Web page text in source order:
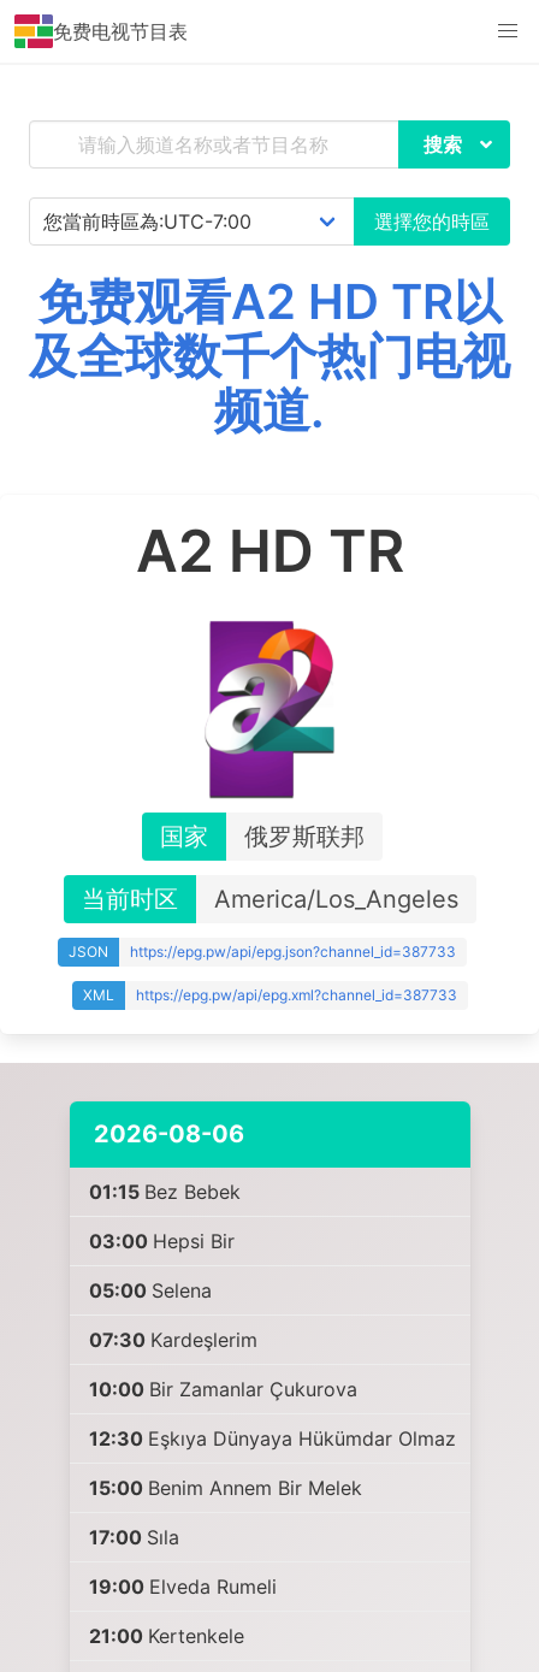
免费电视节目表
搜索
選擇您的時區
免费观看A2 HD TR以
及全球数千个热门电视
频道.
A2 HD TR
国家 俄罗斯联邦
当前时区 America/Los_Angeles
JSON https://epg.pw/api/epg.json?channel_id=387733
XML https://epg.pw/api/epg.xml?channel_id=387733
2026-08-06
01:15 Bez Bebek
03:00 Hepsi Bir
05:00 Selena
07:30 Kardeşlerim
10:00 Bir Zamanlar Çukurova
12:30 Eşkıya Dünyaya Hükümdar Olmaz
15:00 Benim Annem Bir Melek
17:00 Sıla
19:00 Elveda Rumeli
21:00 Kertenkele